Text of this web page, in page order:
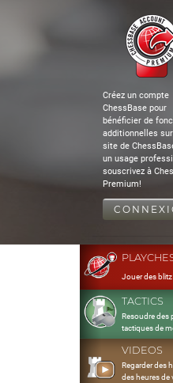
Créez un compte
ChessBase pour
bénéficier de
additionnelles
site de
un usage
souscrivez à
Premium!
Jouer des blitz
TACTICS
Resoudre des
tactiques de
VIDEOS
Regarder des
des heures de